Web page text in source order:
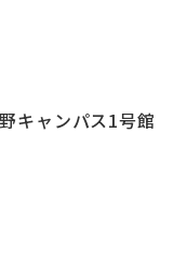
キャンパス1号館